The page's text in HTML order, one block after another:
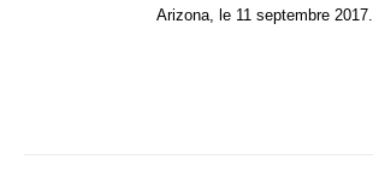
Arizona, le 11 septembre 2017.